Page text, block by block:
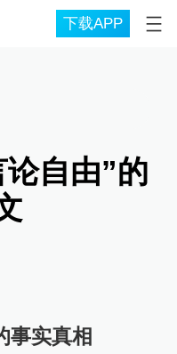
下载APP
论自由”的
事实真相